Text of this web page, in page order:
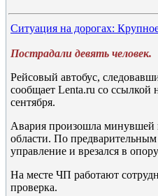
Ситуация на дорогах:
Пострадали девять человек.
Рейсовый автобус,
сообщает Lenta.ru со
сентября.
Авария произошла минувшей
области. По
управление и врезался в
На месте ЧП работают
проверка.